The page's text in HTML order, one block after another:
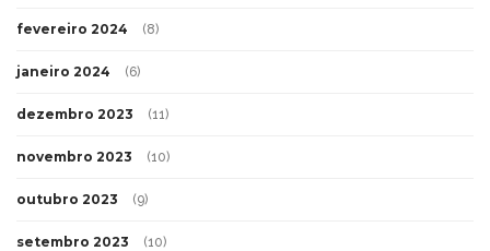
fevereiro 2024 (8)
janeiro 2024 (6)
dezembro 2023 (11)
novembro 2023 (10)
outubro 2023 (9)
setembro 2023 (10)